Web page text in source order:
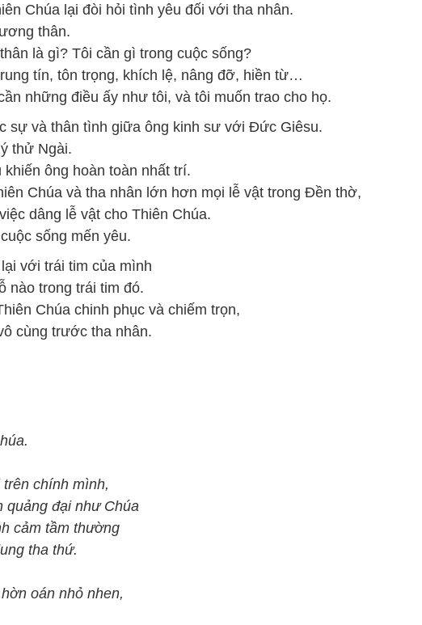
Chúa lại đòi hỏi tình yêu đối với tha nhân.
thân.
là gì? Tôi cần gì trong cuộc sống?
tín, tôn trọng, khích lệ, nâng đỡ, hiền từ…
những điều ấy như tôi, và tôi muốn trao cho họ.
sự và thân tình giữa ông kinh sư với Đức Giêsu.
thử Ngài.
ông hoàn toàn nhất trí.
Chúa và tha nhân lớn hơn mọi lễ vật trong Đền thờ,
dâng lễ vật cho Thiên Chúa.
sống mến yêu.
với trái tim của mình
nào trong trái tim đó.
Chúa chinh phục và chiếm trọn,
cùng trước tha nhân.
chính mình,
quảng đại như Chúa
cảm tầm thường
tha thứ.
oán nhỏ nhen,